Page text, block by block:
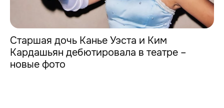
Старшая дочь Канье Уэста и Ким
Кардашьян дебютировала в театре –
новые фото